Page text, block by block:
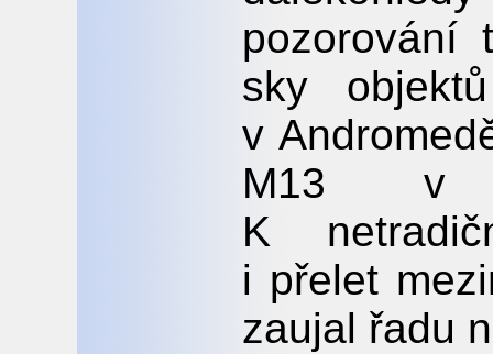
pozorování
sky
v
M13 v
K
i přelet
zaujal řadu